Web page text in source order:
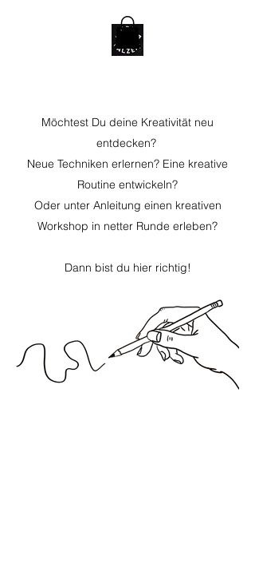
Möchtest Du deine Kreativität neu
entdecken?
Neue Techniken erlernen? Eine kreative
Routine entwickeln?
Oder unter Anleitung einen kreativen
Workshop in netter Runde erleben?
Dann bist du hier richtig!